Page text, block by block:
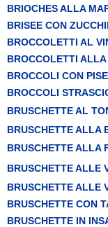
BRIOCHES ALLA
BRISEE CON
BROCCOLETTI AL
BROCCOLETTI ALLA
BROCCOLI CON
BROCCOLI
BRUSCHETTE AL
BRUSCHETTE ALLA
BRUSCHETTE ALLA
BRUSCHETTE ALLE
BRUSCHETTE ALLE
BRUSCHETTE CON
BRUSCHETTE IN